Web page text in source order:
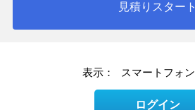
見積りスタート
表示： スマートフォン
ログイン